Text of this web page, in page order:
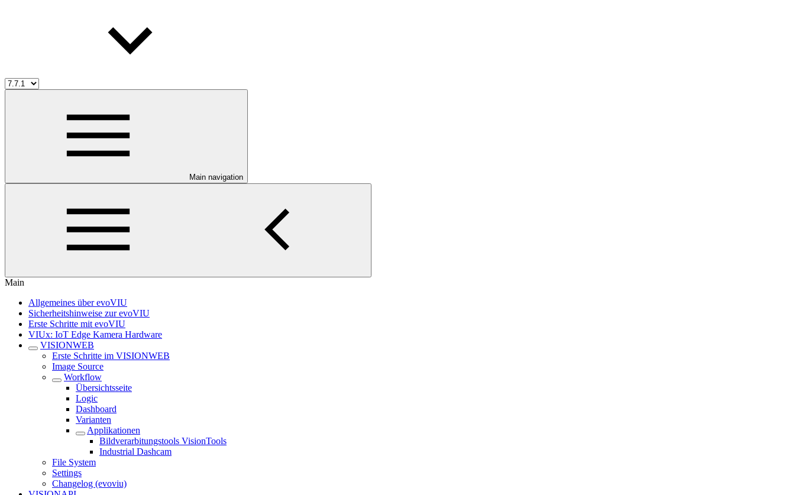
Main navigation
Main
Allgemeines über evoVIU
Sicherheitshinweise zur evoVIU
Erste Schritte mit evoVIU
VIUx: IoT Edge Kamera Hardware
VISIONWEB
Erste Schritte im VISIONWEB
Image Source
Workflow
Übersichtsseite
Logic
Dashboard
Varianten
Applikationen
Bildverarbitungstools VisionTools
Industrial Dashcam
File System
Settings
Changelog (evoviu)